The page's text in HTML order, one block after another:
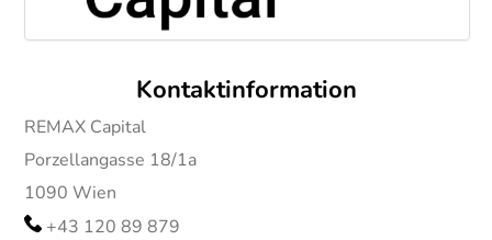
Kontaktinformation
REMAX Capital
Porzellangasse 18/1a
1090Wien
+43 120 89 879